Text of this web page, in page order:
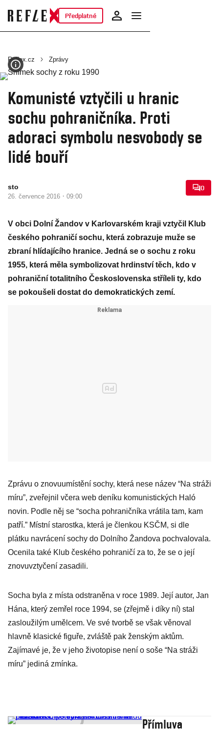
Předplatné
Reflex.cz Zprávy
Komunisté vztyčili u hranic
sochu pohraničníka. Proti
adoraci symbolu nesvobody se
lidé bouří
sto
26. července 2016 · 09:00
0
V obci Dolní Žandov v Karlovarském kraji vztyčil Klub
českého pohraničí sochu, která zobrazuje muže se
zbraní hlídajícího hranice. Jedná se o sochu z roku
1955, která měla symbolizovat hrdinství těch, kdo v
pohraniční totalitního Československa stříleli ty, kdo
se pokoušeli dostat do demokratických zemí.
Zprávu o znovuumístění sochy, která nese název “Na stráži
míru”, zveřejnil včera web deníku komunistických Haló
novin. Podle něj se “socha pohraničníka vrátila tam, kam
patří.” Místní starostka, která je členkou KSČM, si dle
plátku navrácení sochy do Dolního Žandova pochvalovala.
Ocenila také Klub českého pohraničí za to, že se o její
znovuvztyčení zasadili.
Socha byla z místa odstraněna v roce 1989. Její autor, Jan
Hána, který zemřel roce 1994, se (zřejmě i díky ní) stal
zasloužilým umělcem. Ve své tvorbě se však věnoval
hlavně klasické figuře, zvláště pak ženským aktům.
Zajímavé je, že v jeho životopise není o soše “Na stráži
míru” jediná zmínka.
Přímluva